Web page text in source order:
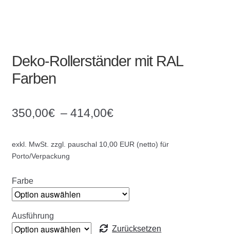
GaLaBau
Kommunalbedarf
Neuheiten
Rohrauslassgitter
Deko-Rollerständer mit RAL
Farben
350,00€ – 414,00€
exkl. MwSt. zzgl. pauschal 10,00 EUR (netto) für
Porto/Verpackung
Farbe
Ausführung
Zurücksetzen